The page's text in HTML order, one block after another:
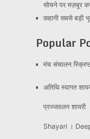
सोचने पर मज़बूर
कहानी सबसे बड़ी
Popular
मंच संचालन
अतिथि स्वागत
प्रज्जवलन
Shayari ।